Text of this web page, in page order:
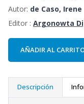
Autor: de Caso, Irene
Editor : Argonowta
AÑADIR AL
Descripción